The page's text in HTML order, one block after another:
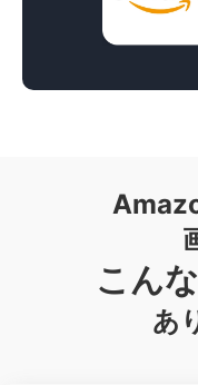
こん
あ